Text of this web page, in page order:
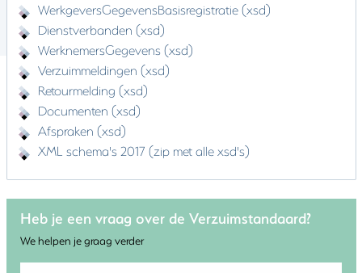
WerkgeversGegevensBasisregistratie (xsd)
Dienstverbanden (xsd)
WerknemersGegevens (xsd)
Verzuimmeldingen (xsd)
Retourmelding (xsd)
Documenten (xsd)
Afspraken (xsd)
XML schema's 2017 (zip met alle xsd's)
Heb je een vraag over de Verzuimstandaard?
We helpen je graag verder